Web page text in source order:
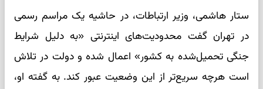
ستار هاشمی، وزیر ارتباطات، در حاشیه یک مراسم رسمی
در تهران گفت محدودیت‌های اینترنتی «به دلیل شرایط
جنگی تحمیل‌شده به کشور» اعمال شده و دولت در تلاش
است هرچه سریع‌تر از این وضعیت عبور کند. به گفته او،